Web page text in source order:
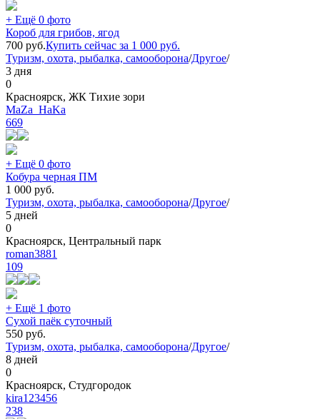
+ Ещё 0 фото
Короб для грибов, ягод
700 руб.Купить сейчас за 1 000 руб.
Туризм, охота, рыбалка, самооборона/Другое/
3 дня
0
Красноярск, ЖК Тихие зори
MaZa_HaKa
669
+ Ещё 0 фото
Кобура черная ПМ
1 000 руб.
Туризм, охота, рыбалка, самооборона/Другое/
5 дней
0
Красноярск, Центральный парк
roman3881
109
+ Ещё 1 фото
Сухой паёк суточный
550 руб.
Туризм, охота, рыбалка, самооборона/Другое/
8 дней
0
Красноярск, Студгородок
kira123456
238